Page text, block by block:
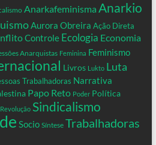
Anarkafeminisma Anarkio
Aurora Obreira Ação Direta
Controle Ecologia Economia
Anarquistas Feminina Feminismo
Livros Lukto Luta
Trabalhadoras Narrativa
Papo Reto Poder Política
Revolução Sindicalismo
Socio Síntese Trabalhadoras